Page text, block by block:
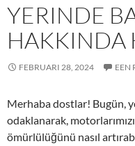
YERINDE
HAKKINDA
FEBRUARI 28, 2024 EEN
Merhaba dostlar! Bugün,
odaklanarak,
ömürlülüğünü nasıl